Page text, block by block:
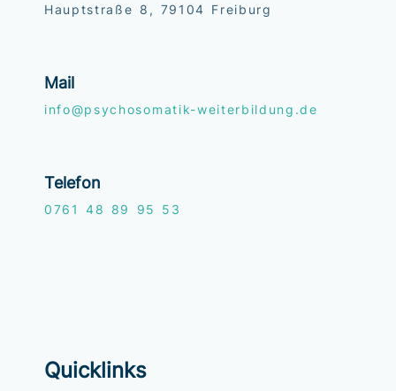
Hauptstraße 8, 79104 Freiburg
Mail
info@psychosomatik-weiterbildung.de
Telefon
076148 89 95 53
Quicklinks